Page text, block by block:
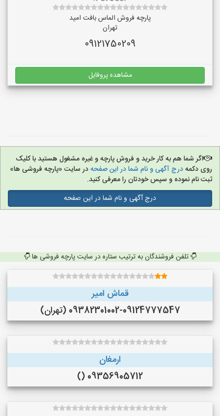
پارچه فروش الماس بافت امید
تهران
09121750209
مشاهده پروفایل
اگر شما هم به کار خرید و فروش پارچه و غیره مشغول هستید با کلیک
روی دکمهدرج آگهی و نام شما در این صفحهدر سایت «پارچه فروشی ها»
ثبت نام نموده و سپس خودتان را معرفی کنید.
درج آگهی و نام شما در این صفحه
تلفن فروشندگان به ترتیب ستاره در سایت پارچه فروشی ها
قماش امیر
09382301002-09124777547 (تهران)
ارمغان
09356905712 ()